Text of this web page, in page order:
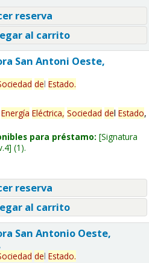
reserva
al carrito
San Antoni Oeste,
del Estado.
Energía Eléctrica, Sociedad del Estado,
para préstamo: Signatura
(1).
reserva
al carrito
San Antonio Oeste,
del Estado.